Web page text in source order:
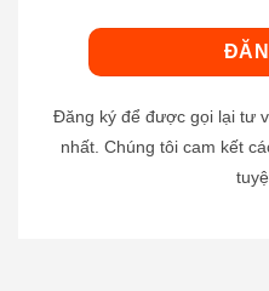
Đăng ký để được gọi lại tư
nhất. Chúng tôi cam kết